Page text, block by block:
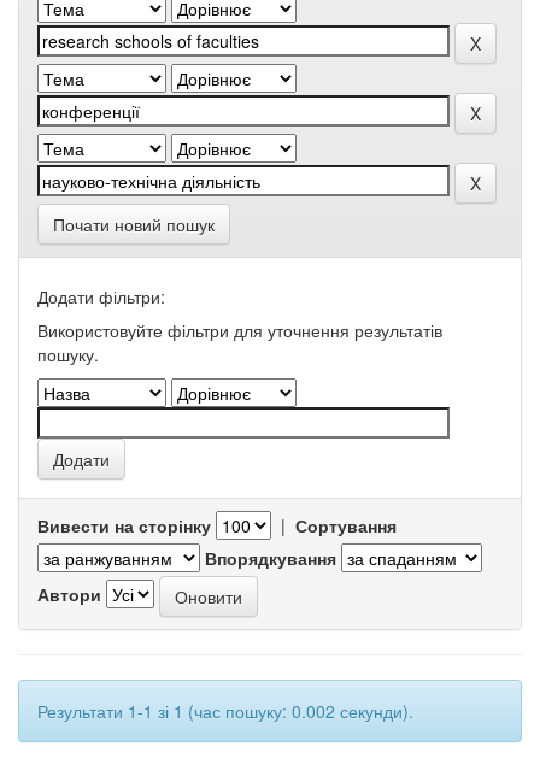
Почати новий пошук
Додати фільтри:
Використовуйте фільтри для уточнення результатів
пошуку.
Вивести на сторінку | Сортування
Впорядкування
Автори
Результати 1-1 зі 1 (час пошуку: 0.002 секунди).